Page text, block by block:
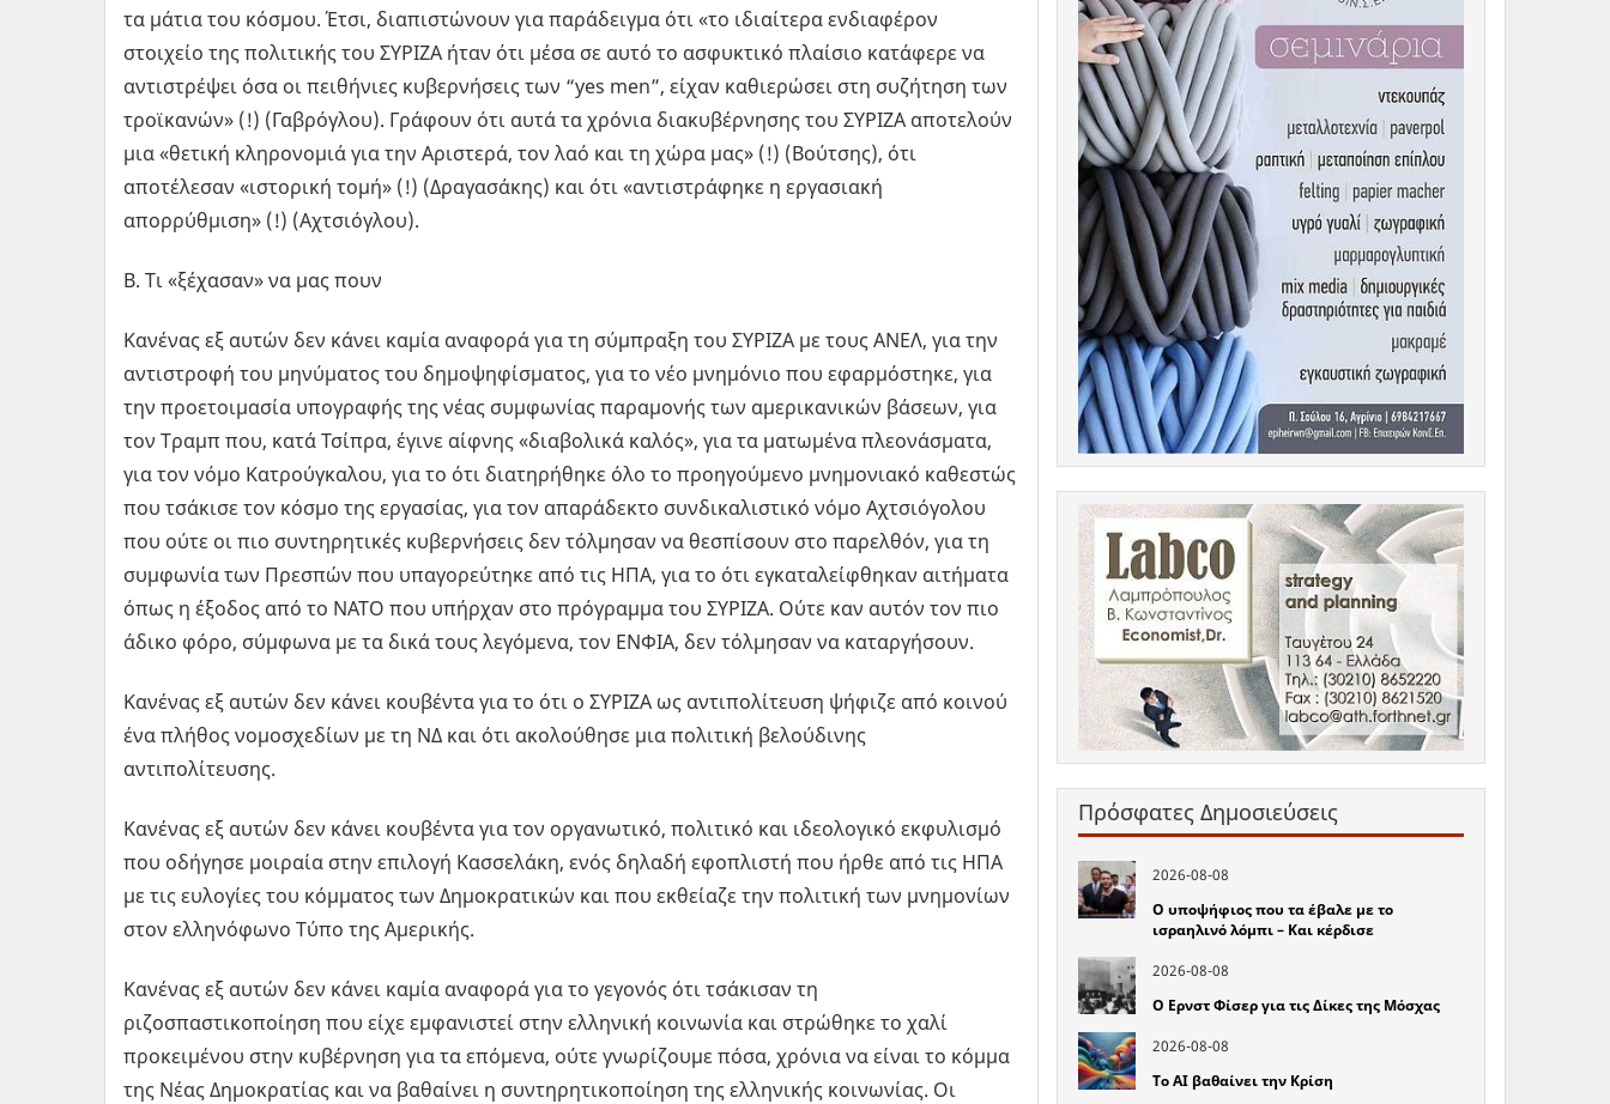
τα μάτια του κόσμου. Έτσι, διαπιστώνουν για παράδειγμα ότι «το ιδιαίτερα ενδιαφέρον
στοιχείο της πολιτικής του ΣΥΡΙΖΑ ήταν ότι μέσα σε αυτό το ασφυκτικό πλαίσιο κατάφερε να
αντιστρέψει όσα οι πειθήνιες κυβερνήσεις των “yes men”, είχαν καθιερώσει στη συζήτηση των
τροϊκανών» (!) (Γαβρόγλου). Γράφουν ότι αυτά τα χρόνια διακυβέρνησης του ΣΥΡΙΖΑ αποτελούν
μια «θετική κληρονομιά για την Αριστερά, τον λαό και τη χώρα μας» (!) (Βούτσης), ότι
αποτέλεσαν «ιστορική τομή» (!) (Δραγασάκης) και ότι «αντιστράφηκε η εργασιακή
απορρύθμιση» (!) (Αχτσιόγλου).
Β. Τι «ξέχασαν» να μας πουν
Κανένας εξ αυτών δεν κάνει καμία αναφορά για τη σύμπραξη του ΣΥΡΙΖΑ με τους ΑΝΕΛ, για την
αντιστροφή του μηνύματος του δημοψηφίσματος, για το νέο μνημόνιο που εφαρμόστηκε, για
την προετοιμασία υπογραφής της νέας συμφωνίας παραμονής των αμερικανικών βάσεων, για
τον Τραμπ που, κατά Τσίπρα, έγινε αίφνης «διαβολικά καλός», για τα ματωμένα πλεονάσματα,
για τον νόμο Κατρούγκαλου, για το ότι διατηρήθηκε όλο το προηγούμενο μνημονιακό καθεστώς
που τσάκισε τον κόσμο της εργασίας, για τον απαράδεκτο συνδικαλιστικό νόμο Αχτσιόγολου
που ούτε οι πιο συντηρητικές κυβερνήσεις δεν τόλμησαν να θεσπίσουν στο παρελθόν, για τη
συμφωνία των Πρεσπών που υπαγορεύτηκε από τις ΗΠΑ, για το ότι εγκαταλείφθηκαν αιτήματα
όπως η έξοδος από το ΝΑΤΟ που υπήρχαν στο πρόγραμμα του ΣΥΡΙΖΑ. Ούτε καν αυτόν τον πιο
άδικο φόρο, σύμφωνα με τα δικά τους λεγόμενα, τον ΕΝΦΙΑ, δεν τόλμησαν να καταργήσουν.
Κανένας εξ αυτών δεν κάνει κουβέντα για το ότι ο ΣΥΡΙΖΑ ως αντιπολίτευση ψήφιζε από κοινού
ένα πλήθος νομοσχεδίων με τη ΝΔ και ότι ακολούθησε μια πολιτική βελούδινης
αντιπολίτευσης.
Κανένας εξ αυτών δεν κάνει κουβέντα για τον οργανωτικό, πολιτικό και ιδεολογικό εκφυλισμό
που οδήγησε μοιραία στην επιλογή Κασσελάκη, ενός δηλαδή εφοπλιστή που ήρθε από τις ΗΠΑ
με τις ευλογίες του κόμματος των Δημοκρατικών και που εκθείαζε την πολιτική των μνημονίων
στον ελληνόφωνο Τύπο της Αμερικής.
Κανένας εξ αυτών δεν κάνει καμία αναφορά για το γεγονός ότι τσάκισαν τη
ριζοσπαστικοποίηση που είχε εμφανιστεί στην ελληνική κοινωνία και στρώθηκε το χαλί
προκειμένου στην κυβέρνηση για τα επόμενα, ούτε γνωρίζουμε πόσα, χρόνια να είναι το κόμμα
της Νέας Δημοκρατίας και να βαθαίνει η συντηρητικοποίηση της ελληνικής κοινωνίας. Οι
Πρόσφατες Δημοσιεύσεις
2026-08-08
Ο υποψήφιος που τα έβαλε με το
ισραηλινό λόμπι – Και κέρδισε
2026-08-08
Ο Ερνστ Φίσερ για τις Δίκες της Μόσχας
2026-08-08
Το ΑΙ βαθαίνει την Κρίση